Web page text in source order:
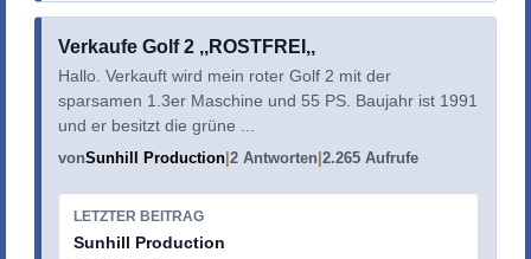
Verkaufe Golf 2 ,,ROSTFREI,,
Hallo. Verkauft wird mein roter Golf 2 mit der
sparsamen 1.3er Maschine und 55 PS. Baujahr ist 1991
und er besitzt die grüne ...
vonSunhill Production 2 Antworten 2.265 Aufrufe
LETZTER BEITRAG
Sunhill Production